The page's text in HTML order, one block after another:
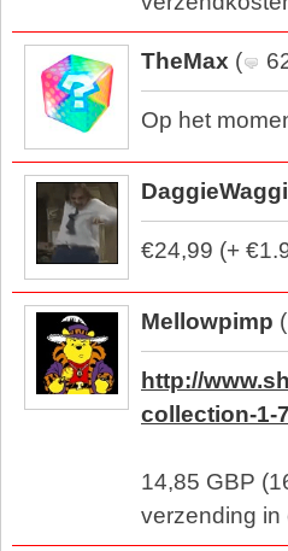
TheMax (
Op het
€24,99 (+
Mellowpimp (
http://
collection-1-
14,85 GBP
verzending in